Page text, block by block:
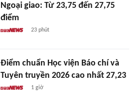
Ngoại giao: Từ 23,75 đến 27,75
điểm
23 phút
Điểm chuẩn Học viện Báo chí và
Tuyên truyền 2026 cao nhất 27,23
1 giờ